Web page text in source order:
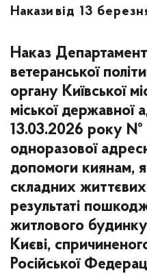
Накази від 13
Наказ
ветеранської
органу Київської
міської державної
13.03.2026 року №
одноразової
допомоги киянам,
складних
результаті
житлового будинку
Києві,
Російської